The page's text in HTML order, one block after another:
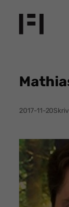
innehåll
2017-11-20